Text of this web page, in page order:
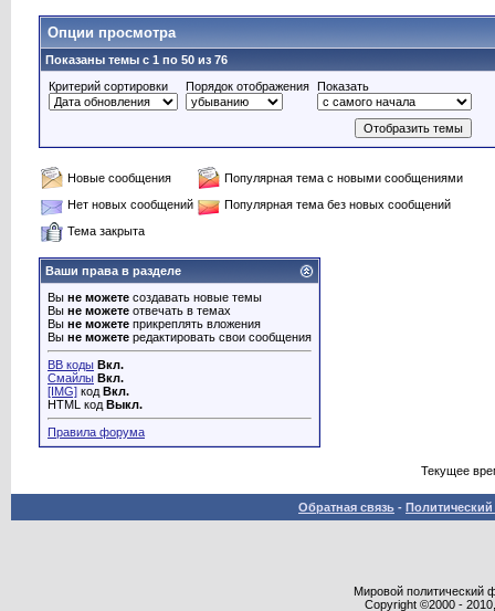
Опции просмотра
Показаны темы с 1 по 50 из 76
Критерий сортировки
Порядок отображения Показать
Новые сообщения
Популярная тема с новыми сообщениями
Нет новых сообщений
Популярная тема без новых сообщений
Тема закрыта
Ваши права в разделе
Вы не можете создавать новые темы
Вы не можете отвечать в темах
Вы не можете прикреплять вложения
Вы не можете редактировать свои сообщения
BB коды Вкл.
Смайлы Вкл.
[IMG] код Вкл.
HTML код Выкл.
Правила форума
Текущее
Обратная связь -
Мировой политический
Copyright ©2000 -